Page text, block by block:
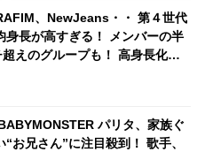
、NewJeans・・ 第４世代
身長が高すぎる！ メンバーの半
えのグループも！ 高身長化を
パリタ、家族ぐ
“お兄さん”に注目殺到！ 歌手、